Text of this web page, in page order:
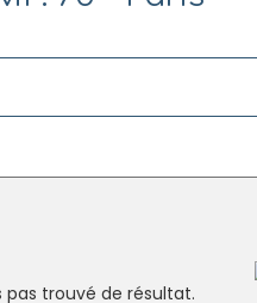
Se
pas trouvé de résultat.